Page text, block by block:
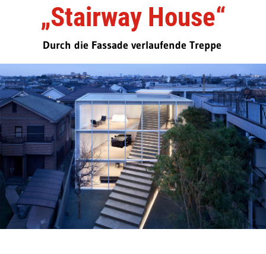
„Stairway House“
Durch die Fassade verlaufende Treppe